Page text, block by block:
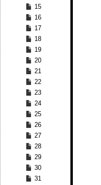
15
16
17
18
19
20
21
22
23
24
25
26
27
28
29
30
31